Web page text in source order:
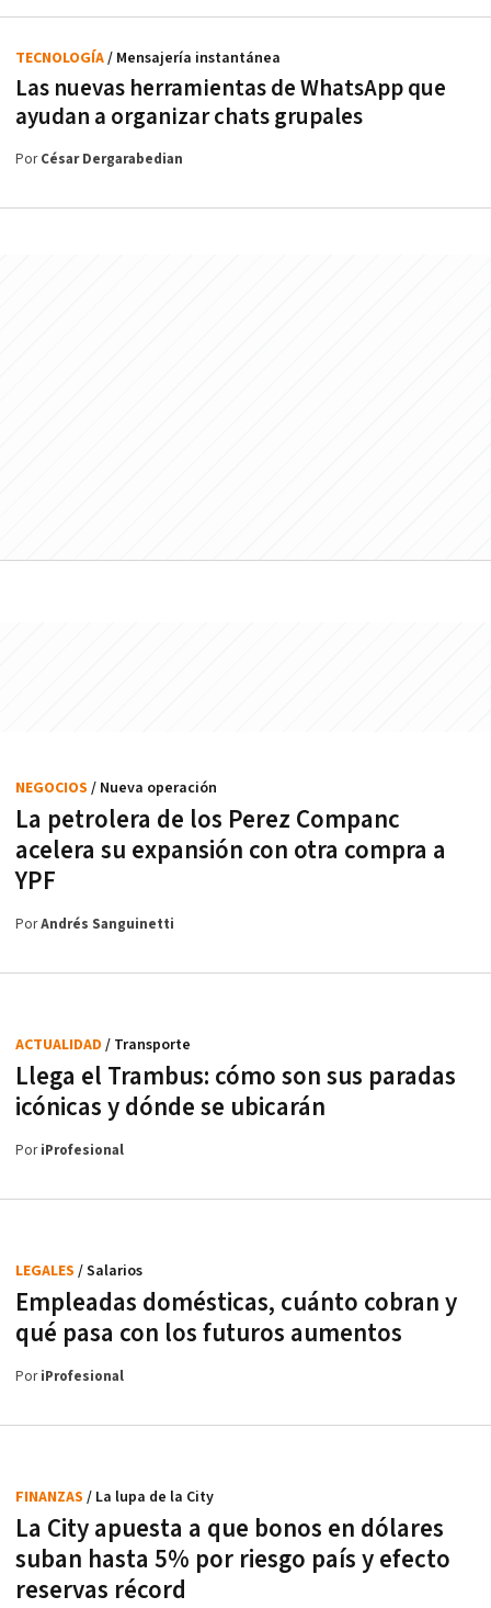
Las nuevas herramientas de WhatsApp que
ayudan a organizar chats grupales
TECNOLOGÍA/ Mensajería instantánea
PorCésar Dergarabedian
La petrolera de los Perez Companc
acelera su expansión con otra compra a
YPF
NEGOCIOS / Nueva operación
PorAndrés Sanguinetti
Llega el Trambus: cómo son sus paradas
icónicas y dónde se ubicarán
ACTUALIDAD / Transporte
PoriProfesional
Empleadas domésticas, cuánto cobran y
qué pasa con los futuros aumentos
LEGALES / Salarios
PoriProfesional
La City apuesta a que bonos en dólares
suban hasta 5% por riesgo país y efecto
reservas récord
FINANZAS / La lupa de la City